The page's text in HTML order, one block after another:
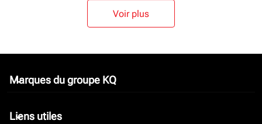
Voir plus
Marques du groupe KQ
keyboard_arrow_down
Liens utiles
keyboard_arrow_down